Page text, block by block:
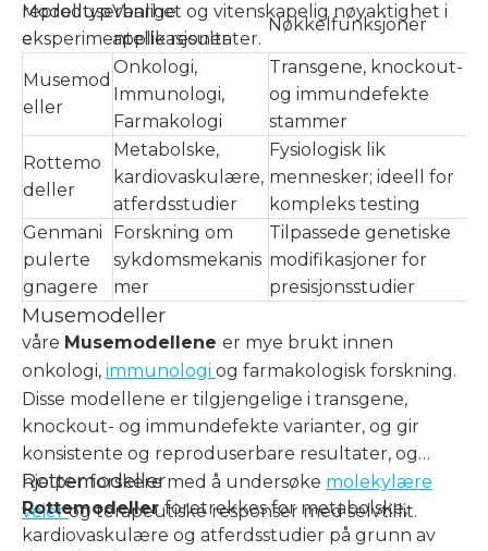
reproduserbarhet og vitenskapelig nøyaktighet i
eksperimentelle resultater.
Modelltyp
e
Vanlige
applikasjoner
Nøkkelfunksjoner
Musemod
eller
Onkologi,
Immunologi,
Farmakologi
Transgene, knockout-
og immundefekte
stammer
Rottemo
deller
Metabolske,
kardiovaskulære,
atferdsstudier
Fysiologisk lik
mennesker; ideell for
kompleks testing
Genmani
pulerte
gnagere
Forskning om
sykdomsmekanis
mer
Tilpassede genetiske
modifikasjoner for
presisjonsstudier
Musemodeller
våre Musemodellene er mye brukt innen
onkologi, immunologi og farmakologisk forskning.
Disse modellene er tilgjengelige i transgene,
knockout- og immundefekte varianter, og gir
konsistente og reproduserbare resultater, og
hjelper forskere med å undersøke molekylære
veierog terapeutiske responser med selvtillit.
Rottemodeller
Rottemodellerforetrekkes for metabolske,
kardiovaskulære og atferdsstudier på grunn av